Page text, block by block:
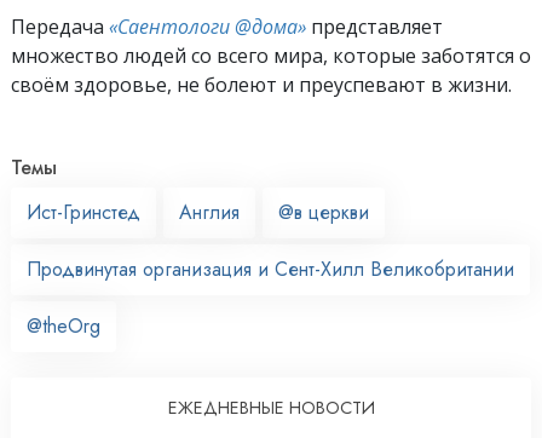
Передача «Саентологи @дома» представляет
множество людей со всего мира, которые заботятся о
своём здоровье, не болеют и преуспевают в жизни.
Темы
Ист-Гринстед
Англия @в церкви
Продвинутая организация и Сент-Хилл Великобритании
@theOrg
ЕЖЕДНЕВНЫЕ НОВОСТИ